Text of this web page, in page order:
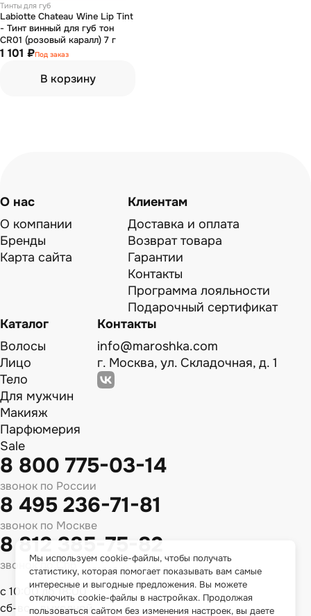
Тинты для губ
Labiotte Chateau Wine Lip Tint
- Тинт винный для губ тон
CR01 (розовый каралл) 7 г
1 101 ₽Под заказ
В корзину
О нас
О компании
Бренды
Карта сайта
Клиентам
Доставка и оплата
Возврат товара
Гарантии
Контакты
Программа лояльности
Подарочный сертификат
Каталог
Волосы
Лицо
Тело
Для мужчин
Макияж
Парфюмерия
Sale
Контакты
info@maroshka.com
г. Москва, ул. Складочная, д. 1
8 800 775-03-14
звонок по России
8 495 236-71-81
звонок по Москве
8 812 385-75-82
звонок по Спб
с 10:00 до 18:00
сб-вс - выходной
Мы используем cookie-файлы, чтобы получать
статистику, которая помогает показывать вам самые
интересные и выгодные предложения. Вы можете
отключить cookie-файлы в настройках. Продолжая
пользоваться сайтом без изменения настроек, вы даете